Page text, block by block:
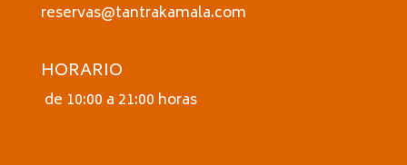
reservas@tantrakamala.com
HORARIO
de 10:00 a 21:00 horas